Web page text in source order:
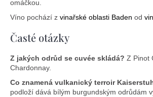
omáčkou.
Víno pochází z vinařské oblasti Baden od
Časté otázky
Z jakých odrůd se cuvée skládá? Z Pinot
Chardonnay.
Co znamená vulkanický terroir
podloží dává bílým burgundským odrůdám